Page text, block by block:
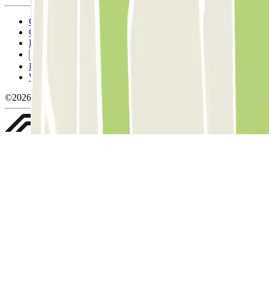
Condicions d'ús i contratació
Condicions de cancel-lació
Política de cookies
Política de privacitat
Whistleblowing
©2026 Parclick. All rights reserved